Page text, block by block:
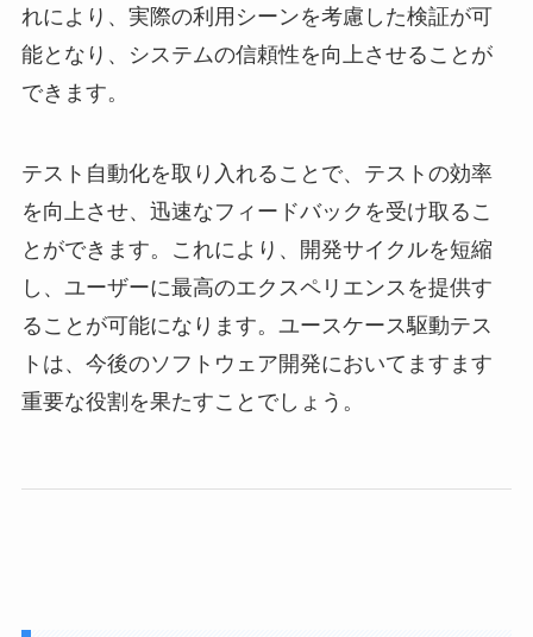
れにより、実際の利用シーンを考慮した検証が可
能となり、システムの信頼性を向上させることが
できます。
テスト自動化を取り入れることで、テストの効率
を向上させ、迅速なフィードバックを受け取るこ
とができます。これにより、開発サイクルを短縮
し、ユーザーに最高のエクスペリエンスを提供す
ることが可能になります。ユースケース駆動テス
トは、今後のソフトウェア開発においてますます
重要な役割を果たすことでしょう。